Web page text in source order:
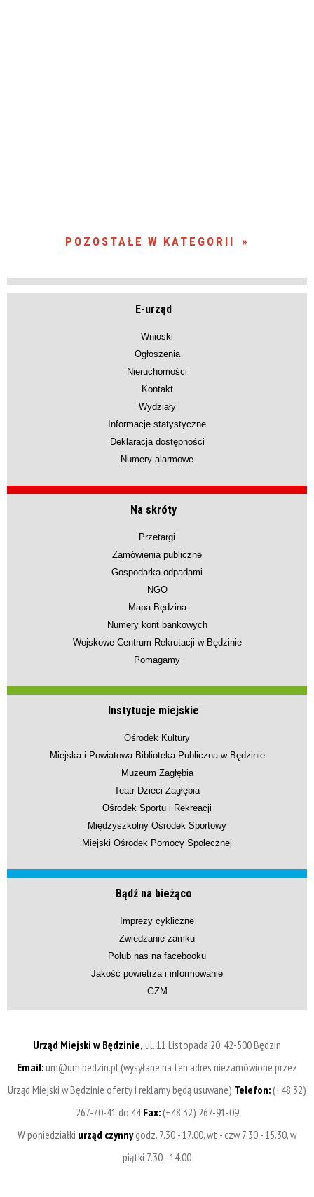
POZOSTAŁE W KATEGORII
E-urząd
Wnioski
Ogłoszenia
Nieruchomości
Kontakt
Wydziały
Informacje statystyczne
Deklaracja dostępności
Numery alarmowe
Na skróty
Przetargi
Zamówienia publiczne
Gospodarka odpadami
NGO
Mapa Będzina
Numery kont bankowych
Wojskowe Centrum Rekrutacji w Będzinie
Pomagamy
Instytucje miejskie
Ośrodek Kultury
Miejska i Powiatowa Biblioteka Publiczna w Będzinie
Muzeum Zagłębia
Teatr Dzieci Zagłębia
Ośrodek Sportu i Rekreacji
Międzyszkolny Ośrodek Sportowy
Miejski Ośrodek Pomocy Społecznej
Bądź na bieżąco
Imprezy cykliczne
Zwiedzanie zamku
Polub nas na facebooku
Jakość powietrza i informowanie
GZM
Urząd Miejski w Będzinie, ul. 11 Listopada 20, 42-500 Będzin
Email:um@um.bedzin.pl (wysyłane na ten adres niezamówione przez
Urząd Miejski w Będzinie oferty i reklamy będą usuwane) Telefon:(+48 32)
267-70-41 do 44Fax:(+48 32) 267-91-09
W poniedziałki urząd czynnygodz. 7.30 - 17.00, wt - czw 7.30 - 15.30, w
piątki 7.30 - 14.00